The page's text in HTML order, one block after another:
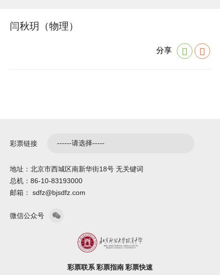
闫秋玥（物理）
分享
彩票链接
地址：北京市西城区南新华街18号 无关键词
总机：86-10-83193000
邮箱： sdfz@bjsdfz.com
微信公众号
彩票联系彩票指南彩票快速